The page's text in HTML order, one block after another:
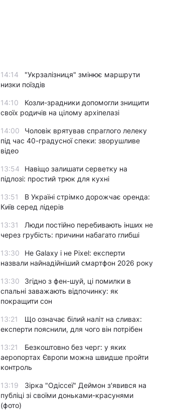
14:14
"Укрзалізниця" змінює маршрути
низки поїздів
14:10
Козли-зрадники допомогли знищити
своїх родичів на цілому архіпелазі
14:00
Чоловік врятував спраглого лелеку
під час 40-градусної спеки: зворушливе
відео
13:54
Навіщо залишати серветку на
підлозі: простий трюк для кухні
13:51
В Україні стрімко дорожчає оренда:
Київ серед лідерів
13:31
Люди постійно перебивають інших не
через грубість: причини набагато глибші
13:30
Не Galaxy і не Pixel: експерти
назвали найнадійніший смартфон 2026 року
13:30
Згідно з фен-шуй, ці помилки в
спальні заважають відпочинку: як
покращити сон
13:21
Що означає білий наліт на сливах:
експерти пояснили, для чого він потрібен
13:21
Безкоштовно без черг: у яких
аеропортах Європи можна швидше пройти
контроль
13:19
Зірка "Одіссеї" Деймон з'явився на
публіці зі своїми доньками-красунями
(фото)